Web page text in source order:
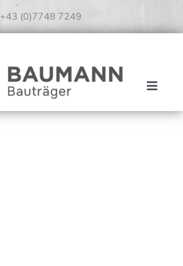
+43 (0)7748 7249
Toggle